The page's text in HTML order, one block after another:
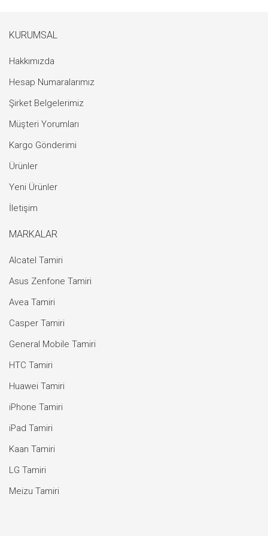
KURUMSAL
Hakkımızda
Hesap Numaralarımız
Şirket Belgelerimiz
Müşteri Yorumları
Kargo Gönderimi
Ürünler
Yeni Ürünler
İletişim
MARKALAR
Alcatel Tamiri
Asus Zenfone Tamiri
Avea Tamiri
Casper Tamiri
General Mobile Tamiri
HTC Tamiri
Huawei Tamiri
iPhone Tamiri
iPad Tamiri
Kaan Tamiri
LG Tamiri
Meizu Tamiri